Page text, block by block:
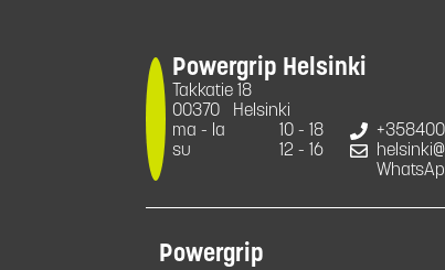
Powergrip Helsinki
Takkatie 18
00370
Helsinki
ma - la
10 - 18
su
12 - 16
Powergrip